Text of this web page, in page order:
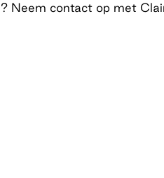
Neem contact op met